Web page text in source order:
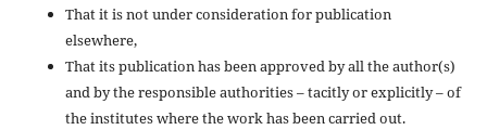
That it is not under consideration for publication
elsewhere,
That its publication has been approved by all the author(s)
and by the responsible authorities – tacitly or explicitly – of
the institutes where the work has been carried out.